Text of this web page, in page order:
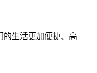
的生活更加便捷、高